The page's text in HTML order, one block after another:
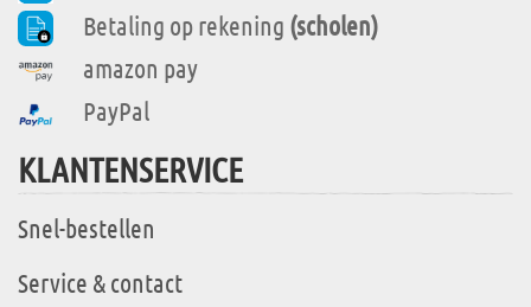
Betaling op rekening (scholen)
amazon pay
PayPal
KLANTENSERVICE
Snel-bestellen
Service & contact